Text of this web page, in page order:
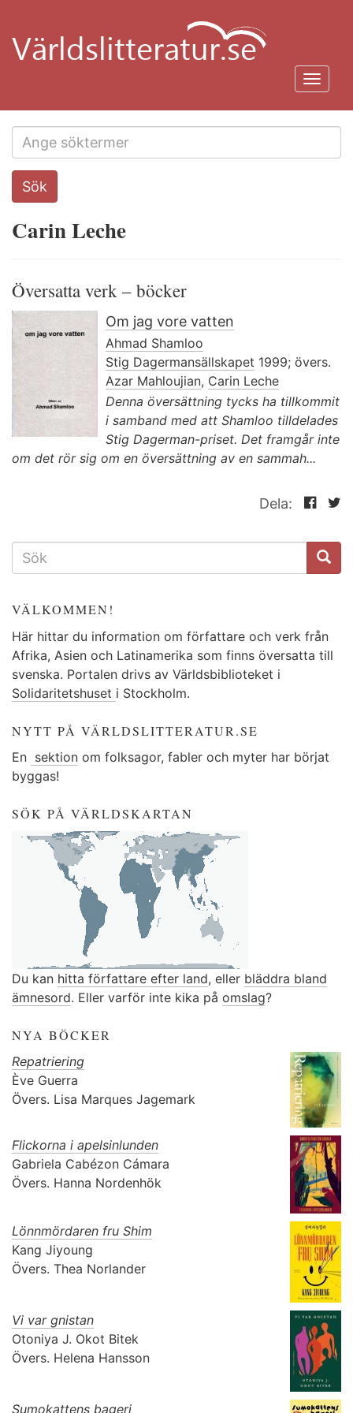
huvudinnehåll
Search
this
Sök
Carin Leche
Översatta verk – böcker
Om jag vore vatten
Ahmad Shamloo
Stig Dagermansällskapet 1999; övers.
Azar Mahloujian, Carin Leche
Denna översättning tycks ha tillkommit
i samband med att Shamloo tilldelades
Stig Dagerman-priset. Det framgår inte
om det rör sig om en översättning av en sammah...
Dela:
SÖKFORMULÄR
VÄLKOMMEN!
Här hittar du information om författare och verk från
Afrika, Asien och Latinamerika som finns översatta till
svenska. Portalen drivs av Världsbiblioteket i
Solidaritetshuset i Stockholm.
NYTT PÅ VÄRLDSLITTERATUR.SE
En sektion om folksagor, fabler och myter har börjat
byggas!
SÖK PÅ VÄRLDSKARTAN
Du kan hitta författare efter land, eller bläddra bland
ämnesord. Eller varför inte kika på omslag?
NYA BÖCKER
Repatriering
Ève Guerra
Övers. Lisa Marques Jagemark
Flickorna i apelsinlunden
Gabriela Cabézon Cámara
Övers. Hanna Nordenhök
Lönnmördaren fru Shim
Kang Jiyoung
Övers. Thea Norlander
Vi var gnistan
Otoniya J. Okot Bitek
Övers. Helena Hansson
Sumokattens bageri